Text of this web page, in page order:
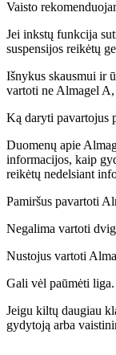
Vaisto
Jei inkstų funkcija
suspensijos reikėtų
Išnykus skausmui ir
vartoti ne Almagel
Ką daryti pavartojus
Duomenų apie
informacijos, kaip
reikėtų nedelsiant
Pamiršus pavartoti
Negalima vartoti
Nustojus vartoti
Gali vėl paūmėti liga.
Jeigu kiltų daugiau
gydytoją arba